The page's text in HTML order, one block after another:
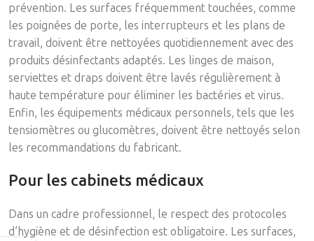
prévention. Les surfaces fréquemment touchées, comme
les poignées de porte, les interrupteurs et les plans de
travail, doivent être nettoyées quotidiennement avec des
produits désinfectants adaptés. Les linges de maison,
serviettes et draps doivent être lavés régulièrement à
haute température pour éliminer les bactéries et virus.
Enfin, les équipements médicaux personnels, tels que les
tensiomètres ou glucomètres, doivent être nettoyés selon
les recommandations du fabricant.
Pour les cabinets médicaux
Dans un cadre professionnel, le respect des protocoles
d’hygiène et de désinfection est obligatoire. Les surfaces,